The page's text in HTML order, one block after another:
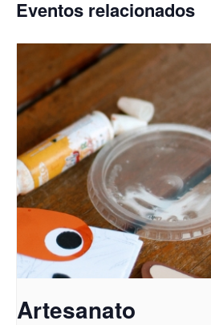
Eventos relacionados
Artesanato